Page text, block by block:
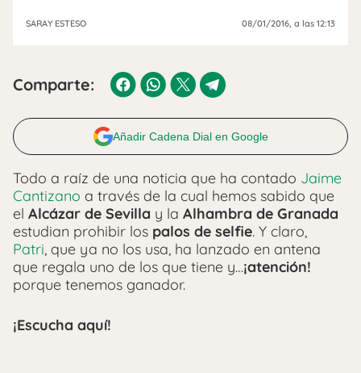
SARAY ESTESO 08/01/2016 , a las 12:13
Comparte:
Añadir Cadena Dial en Google
Todo a raíz de una noticia que ha contado Jaime
Cantizano a través de la cual hemos sabido que
el Alcázar de Sevilla y la Alhambra de Granada
estudian prohibir los palos de selfie. Y claro,
Patri, que ya no los usa, ha lanzado en antena
que regala uno de los que tiene y…¡atención!
porque tenemos ganador.
¡Escucha aquí!